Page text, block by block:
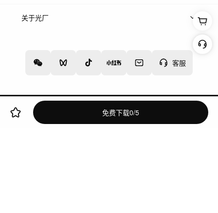
免费下载0/5
客服
上架服务
关于光厂
增值电信业务经营许可证：川B2-20160192
网络文化经营许可证违法和不良信息举报中心